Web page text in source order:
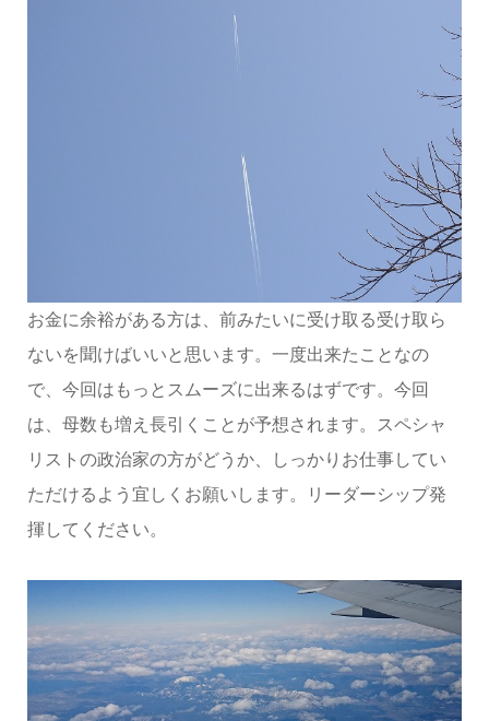
お金に余裕がある方は、前みたいに受け取る受け取ら
ないを聞けばいいと思います。一度出来たことなの
で、今回はもっとスムーズに出来るはずです。今回
は、母数も増え長引くことが予想されます。スペシャ
リストの政治家の方がどうか、しっかりお仕事してい
ただけるよう宜しくお願いします。リーダーシップ発
揮してください。